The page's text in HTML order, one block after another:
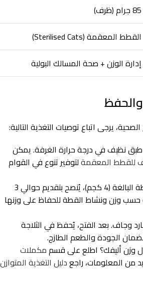
85 جرام (ظرف)
القطط المعقمة (Sterilised Cats)
إدارة الوزن + صحة المسالك البولية
يرجى اتباع توصيات التغذية التالية:
نظيف في درجة حرارة الغرفة. يمكن
للقطط المعقمةلتوفير تنوع في القوام
للقطة البالغة (4 كجم)، يُنصح بتقديم حوالي 3
حسب وزن ونشاط القطة للحفاظ على وزنها
وجاف. بعد الفتح، يُحفظ في الثلاجة
وزن أليفك؟ اطلع على قسممكملات
من المعلومات، راجعدليل التغذية المتوازن